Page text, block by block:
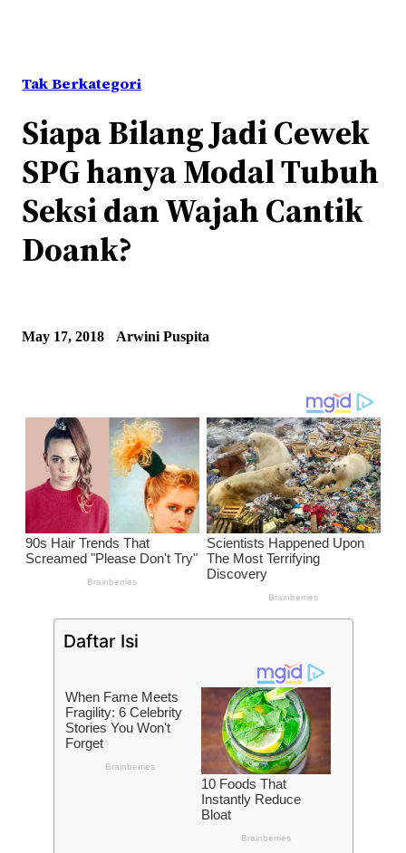
Tak Berkategori
Siapa Bilang Jadi Cewek
SPG hanya Modal Tubuh
Seksi dan Wajah Cantik
Doank?
May 17, 2018 Arwini Puspita
Daftar Isi